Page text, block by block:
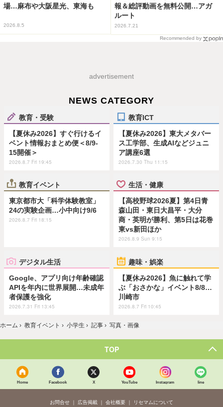
場…麻布や大阪星光、東海も
2026.8.5
報＆総評動画を無料公開…アガ
ルート
2026.7.21
Recommended by
advertisement
NEWS CATEGORY
教育・受験
【夏休み2026】すぐ行けるイ
ベント情報おまとめ便＜8/9-
15開催＞
2026.8.7 Fri 19:45
教育ICT
【夏休み2026】東大メタバー
ス工学部、生成AIなどジュニ
ア講座6選
2026.7.30 Thu 11:15
教育イベント
東京都市大「科学体験教室」
24の実験企画…小中向け9/6
2026.8.7 Fri 18:15
生活・健康
【高校野球2026夏】第4日青
森山田・東日大昌平・大分
商・英明が勝利、第5日は花巻
東vs新田ほか
2026.8.9 Sun 9:15
デジタル生活
Google、アプリ向け年齢確認
APIを年内に世界展開…未成年
者保護を強化
2026.7.31 Fri 13:45
趣味・娯楽
【夏休み2026】魚に触れて学
ぶ「おさかな」イベント8/8…
川崎市
2026.8.7 Fri 10:45
ホーム › 教育イベント › 小学生 › 記事 › 写真・画像
TOP
Home Facebook X YouTube Instagram line
お問合せ 広告掲載 会社概要 リセマムについて